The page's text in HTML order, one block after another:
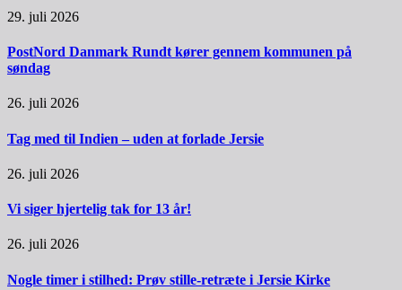
29. juli 2026
PostNord Danmark Rundt kører gennem kommunen på
søndag
26. juli 2026
Tag med til Indien – uden at forlade Jersie
26. juli 2026
Vi siger hjertelig tak for 13 år!
26. juli 2026
Nogle timer i stilhed: Prøv stille-retræte i Jersie Kirke